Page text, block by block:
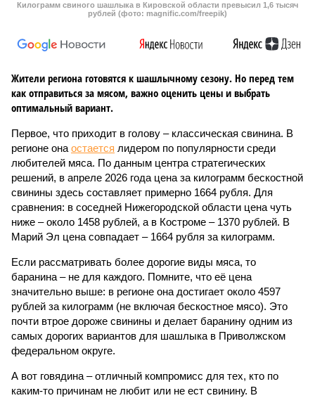
Килограмм свиного шашлыка в Кировской области превысил 1,6 тысяч
рублей (фото: magnific.com/freepik)
Жители региона готовятся к шашлычному сезону. Но перед тем
как отправиться за мясом, важно оценить цены и выбрать
оптимальный вариант.
Первое, что приходит в голову – классическая свинина. В
регионе она остается лидером по популярности среди
любителей мяса. По данным центра стратегических
решений, в апреле 2026 года цена за килограмм бескостной
свинины здесь составляет примерно 1664 рубля. Для
сравнения: в соседней Нижегородской области цена чуть
ниже – около 1458 рублей, а в Костроме – 1370 рублей. В
Марий Эл цена совпадает – 1664 рубля за килограмм.
Если рассматривать более дорогие виды мяса, то
баранина – не для каждого. Помните, что её цена
значительно выше: в регионе она достигает около 4597
рублей за килограмм (не включая бескостное мясо). Это
почти втрое дороже свинины и делает баранину одним из
самых дорогих вариантов для шашлыка в Приволжском
федеральном округе.
А вот говядина – отличный компромисс для тех, кто по
каким-то причинам не любит или не ест свинину. В